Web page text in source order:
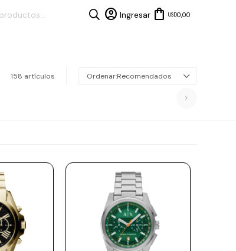
USD0,00
158 artículos Recomendados